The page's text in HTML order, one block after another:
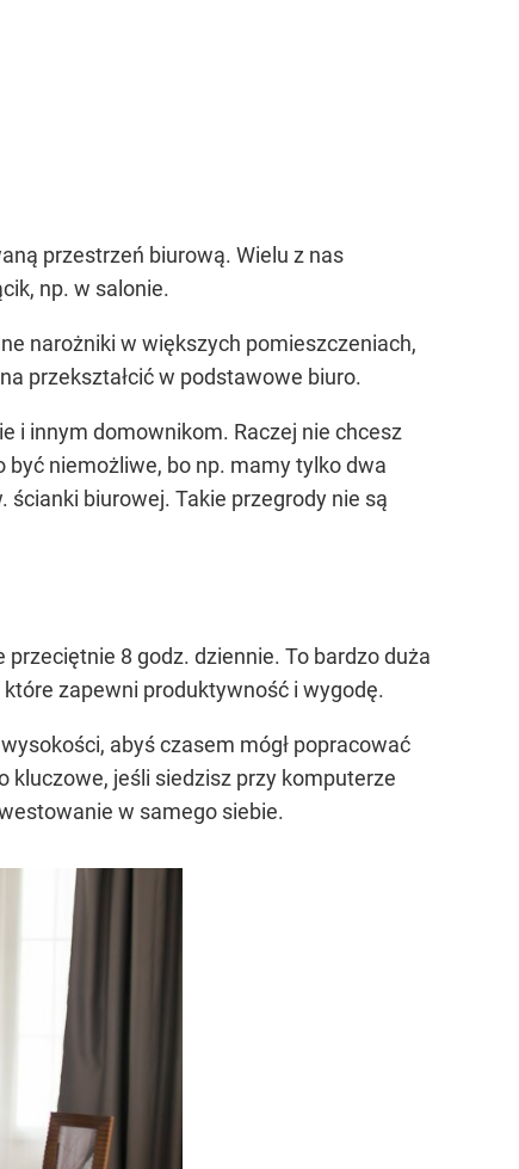
przestrzeń biurową. Wielu z nas
np. w salonie.
narożniki w większych pomieszczeniach,
przekształcić w podstawowe biuro.
i innym domownikom. Raczej nie chcesz
niemożliwe, bo np. mamy tylko dwa
biurowej. Takie przegrody nie są
8 godz. dziennie. To bardzo duża
zapewni produktywność i wygodę.
abyś czasem mógł popracować
kluczowe, jeśli siedzisz przy komputerze
w samego siebie.